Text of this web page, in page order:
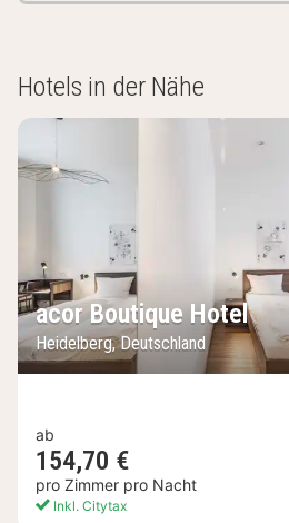
Hotels in der Nähe
acor Boutique Hotel
Heidelberg, Deutschland
ab
154,70 €
pro Zimmer pro Nacht
Inkl. Citytax